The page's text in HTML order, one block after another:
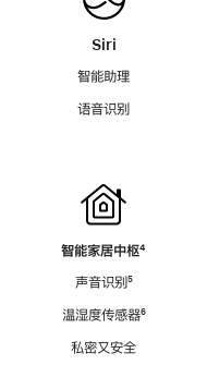
Siri
智能助理
语音识别
智能家居中枢脚
⁴
声音识别脚
⁵
温湿度传感器脚
⁶
私密又安全